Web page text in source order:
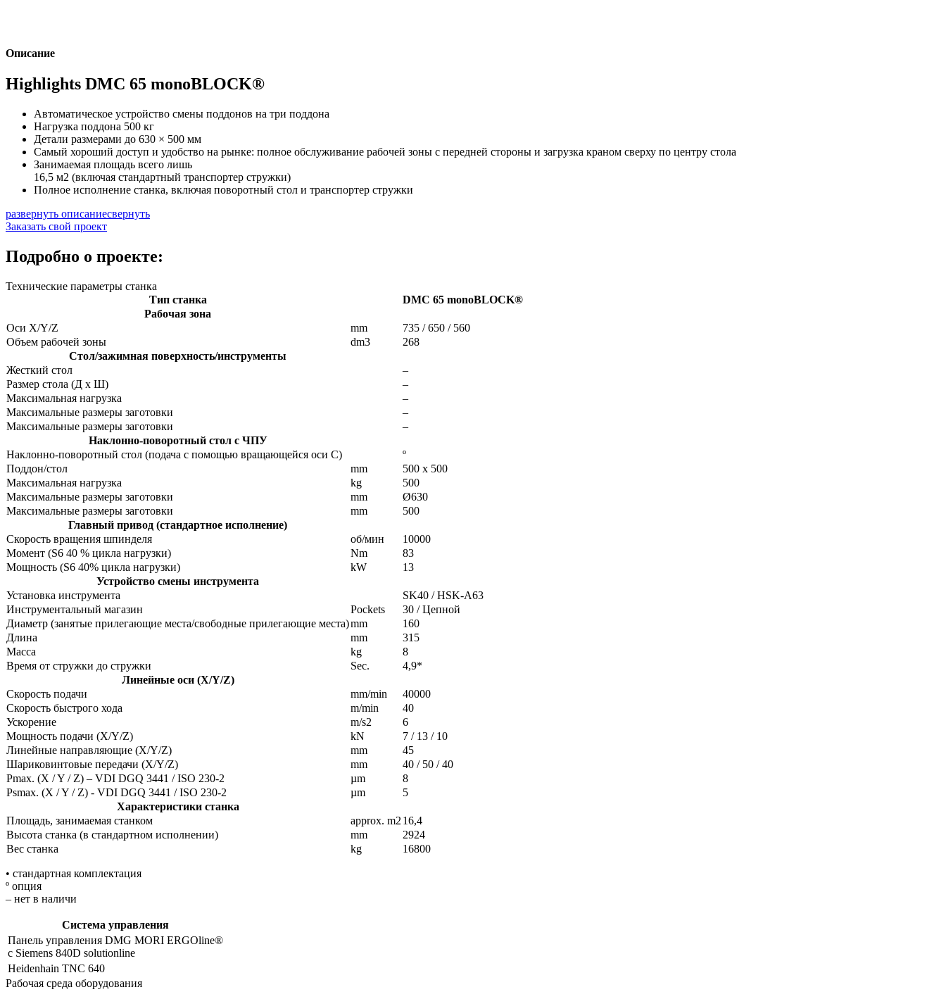
Описание
Highlights DMC 65 monoBLOCK®
Автоматическое устройство смены поддонов на три поддона
Нагрузка поддона 500 кг
Детали размерами до 630 × 500 мм
Самый хороший доступ и удобство на рынке: полное обслуживание рабочей зоны с передней стороны и загрузка краном сверху по центру стола
Занимаемая площадь всего лишь
16,5 м2 (включая стандартный транспортер стружки)
Полное исполнение станка, включая поворотный стол и транспортер стружки
развернуть описаниесвернуть
Заказать свой проект
Подробно о проекте:
Технические параметры станка
Тип станка
DMC 65 monoBLOCK®
Рабочая зона
Оси X/Y/Z
mm
735 / 650 / 560
Объем рабочей зоны
dm3
268
Стол/зажимная поверхность/инструменты
Жесткий стол
–
Размер стола (Д х Ш)
–
Максимальная нагрузка
–
Максимальные размеры заготовки
–
Максимальные размеры заготовки
–
Наклонно-поворотный стол с ЧПУ
Наклонно-поворотный стол (подача с помощью вращающейся оси C)
º
Поддон/стол
mm
500 x 500
Максимальная нагрузка
kg
500
Максимальные размеры заготовки
mm
Ø630
Максимальные размеры заготовки
mm
500
Главный привод (стандартное исполнение)
Скорость вращения шпинделя
об/мин
10000
Момент (S6 40 % цикла нагрузки)
Nm
83
Мощность (S6 40% цикла нагрузки)
kW
13
Устройство смены инструмента
Установка инструмента
SK40 / HSK-A63
Инструментальный магазин
Pockets
30 / Цепной
Диаметр (занятые прилегающие места/свободные прилегающие места)mm
160
Длина
mm
315
Масса
kg
8
Время от стружки до стружки
Sec.
4,9*
Линейные оси (X/Y/Z)
Скорость подачи
mm/min
40000
Скорость быстрого хода
m/min
40
Ускорение
m/s2
6
Мощность подачи (X/Y/Z)
kN
7 / 13 / 10
Линейные направляющие (X/Y/Z)
mm
45
Шариковинтовые передачи (X/Y/Z)
mm
40 / 50 / 40
Pmax. (X / Y / Z) – VDI DGQ 3441 / ISO 230-2
µm
8
Psmax. (X / Y / Z) - VDI DGQ 3441 / ISO 230-2
µm
5
Характеристики станка
Площадь, занимаемая станком
approx. m2 16,4
Высота станка (в стандартном исполнении)
mm
2924
Вес станка
kg 16800
• стандартная комплектация
º опция
– нет в наличи
Система управления
Панель управления DMG MORI ERGOline®
с Siemens 840D solutionline
Heidenhain TNC 640
Рабочая среда оборудования